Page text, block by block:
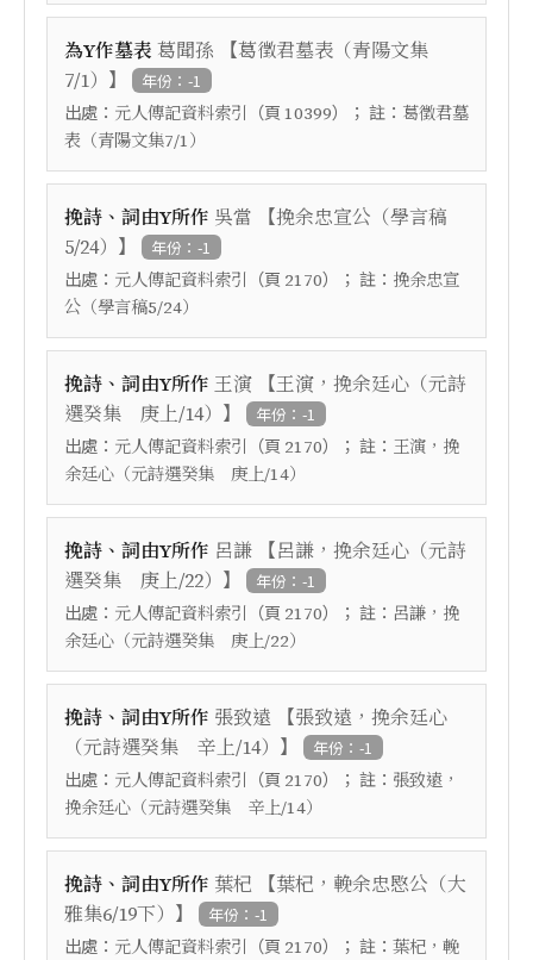
為Y作墓表 葛聞孫 【葛徵君墓表（青陽文集
7/1） 】 年份：-1
出處： 元人傳記資料索引 （頁 10399）； 註： 葛徵君墓
表（青陽文集7/1）
挽詩、詞由Y所作 吳當 【挽余忠宣公（學言稿
5/24） 】 年份：-1
出處： 元人傳記資料索引 （頁 2170）； 註： 挽余忠宣
公（學言稿5/24）
挽詩、詞由Y所作 王演 【王演，挽余廷心（元詩
選癸集 庚上/14） 】 年份：-1
出處： 元人傳記資料索引 （頁 2170）； 註： 王演，挽
余廷心（元詩選癸集 庚上/14）
挽詩、詞由Y所作 呂謙 【呂謙，挽余廷心（元詩
選癸集 庚上/22） 】 年份：-1
出處： 元人傳記資料索引 （頁 2170）； 註： 呂謙，挽
余廷心（元詩選癸集 庚上/22）
挽詩、詞由Y所作 張致遠 【張致遠，挽余廷心
（元詩選癸集 辛上/14） 】 年份：-1
出處： 元人傳記資料索引 （頁 2170）； 註： 張致遠，
挽余廷心（元詩選癸集 辛上/14）
挽詩、詞由Y所作 葉杞 【葉杞，輓余忠愍公（大
雅集6/19下） 】 年份：-1
出處： 元人傳記資料索引 （頁 2170）； 註： 葉杞，輓